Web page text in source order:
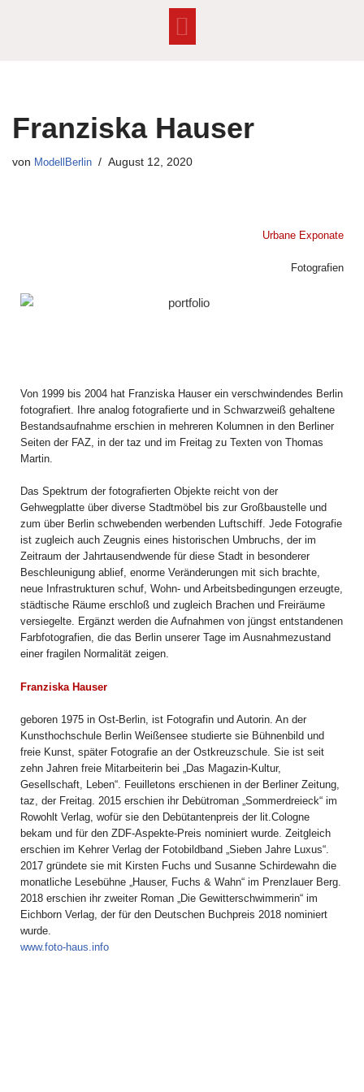
Franziska Hauser
von ModellBerlin August 12, 2020
Urbane Exponate
Fotografien
Von 1999 bis 2004 hat Franziska Hauser ein verschwindendes Berlin
fotografiert. Ihre analog fotografierte und in Schwarzweiß gehaltene
Bestandsaufnahme erschien in mehreren Kolumnen in den Berliner
Seiten der FAZ, in der taz und im Freitag zu Texten von Thomas
Martin.
Das Spektrum der fotografierten Objekte reicht von der
Gehwegplatte über diverse Stadtmöbel bis zur Großbaustelle und
zum über Berlin schwebenden werbenden Luftschiff. Jede Fotografie
ist zugleich auch Zeugnis eines historischen Umbruchs, der im
Zeitraum der Jahrtausendwende für diese Stadt in besonderer
Beschleunigung ablief, enorme Veränderungen mit sich brachte,
neue Infrastrukturen schuf, Wohn- und Arbeitsbedingungen erzeugte,
städtische Räume erschloß und zugleich Brachen und Freiräume
versiegelte. Ergänzt werden die Aufnahmen von jüngst entstandenen
Farbfotografien, die das Berlin unserer Tage im Ausnahmezustand
einer fragilen Normalität zeigen.
Franziska Hauser
geboren 1975 in Ost-Berlin, ist Fotografin und Autorin. An der
Kunsthochschule Berlin Weißensee studierte sie Bühnenbild und
freie Kunst, später Fotografie an der Ostkreuzschule. Sie ist seit
zehn Jahren freie Mitarbeiterin bei „Das Magazin-Kultur,
Gesellschaft, Leben“. Feuilletons erschienen in der Berliner Zeitung,
taz, der Freitag. 2015 erschien ihr Debütroman „Sommerdreieck“ im
Rowohlt Verlag, wofür sie den Debütantenpreis der lit.Cologne
bekam und für den ZDF-Aspekte-Preis nominiert wurde. Zeitgleich
erschien im Kehrer Verlag der Fotobildband „Sieben Jahre Luxus“.
2017 gründete sie mit Kirsten Fuchs und Susanne Schirdewahn die
monatliche Lesebühne „Hauser, Fuchs & Wahn“ im Prenzlauer Berg.
2018 erschien ihr zweiter Roman „Die Gewitterschwimmerin“ im
Eichborn Verlag, der für den Deutschen Buchpreis 2018 nominiert
wurde.
www.foto-haus.info